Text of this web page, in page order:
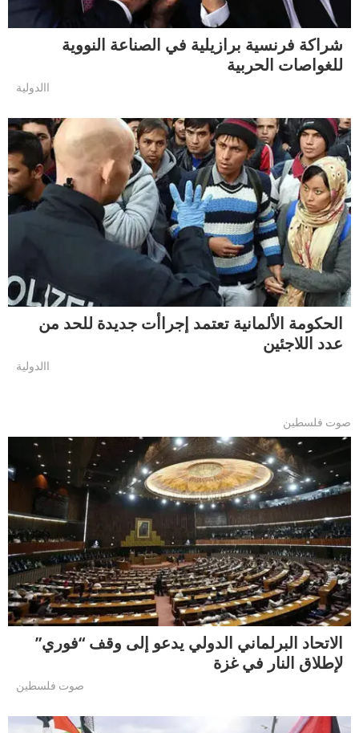
شراكة فرنسية برازيلية في الصناعة النووية
للغواصات الحربية
االدولية
الحكومة الألمانية تعتمد إجراأت جديدة للحد من
عدد اللاجئين
االدولية
صوت فلسطين
الاتحاد البرلماني الدولي يدعو إلى وقف “فوري”
لإطلاق النار في غزة
صوت فلسطين